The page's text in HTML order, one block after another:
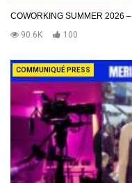
COWORKING SUMMER 2026
90.6K
100
COMMUNIQUÉ PRESS